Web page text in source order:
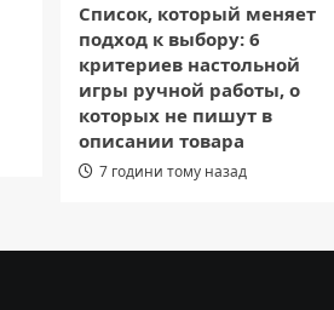
Список, который меняет
подход к выбору: 6
критериев настольной
игры ручной работы, о
которых не пишут в
описании товара
7 години тому назад